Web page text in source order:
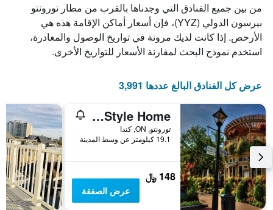
من بين جميع الفنادق التي وجدناها بالقرب من مطار تورونتو
بيرسون الدولي (YYZ)، فإن أسعار أماكن الإقامة هذه هي
الأرخص. إذا كانت لديك مرونة في تواريخ الوصول والمغادرة،
استخدم نموذج البحث لمقارنة الأسعار للتواريخ الأخرى.
عرض كل الفنادق البالغ عددها 3,991
Homestay - A Stunning Chalet-Style Home
تورونتو, ON, كندا
19.1 كيلومتر عن وسط المدينة
148 ﷼
عرض الصفقة